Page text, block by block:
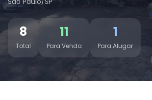
8
Total
11
Para Venda
1
Para Alugar